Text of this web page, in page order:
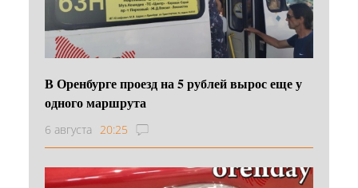
В Оренбурге проезд на 5 рублей вырос еще у
одного маршрута
6 августа 20:25